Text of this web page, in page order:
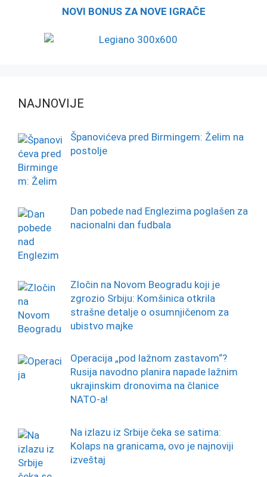
NOVI BONUS ZA NOVE IGRAČE
NAJNOVIJE
Španovićeva pred Birmingem: Želim na
postolje
Dan pobede nad Englezima poglašen za
nacionalni dan fudbala
Zločin na Novom Beogradu koji je
zgrozio Srbiju: Komšinica otkrila
strašne detalje o osumnjičenom za
ubistvo majke
Operacija „pod lažnom zastavom“?
Rusija navodno planira napade lažnim
ukrajinskim dronovima na članice
NATO-a!
Na izlazu iz Srbije čeka se satima:
Kolaps na granicama, ovo je najnoviji
izveštaj